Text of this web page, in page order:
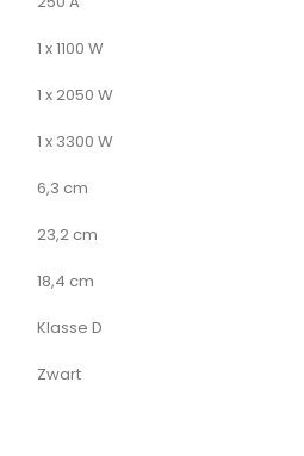
1 x 1100 W
1 x 2050 W
1 x 3300 W
6,3 cm
23,2 cm
18,4 cm
Klasse D
Zwart